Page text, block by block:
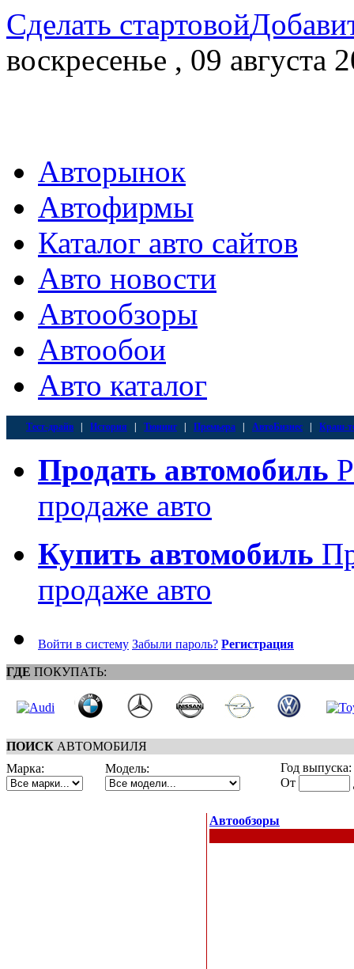
Сделать стартовой
воскресенье , 09 августа
Авторынок
Автофирмы
Каталог авто сайтов
Авто новости
Автообзоры
Автообои
Авто каталог
Тест-драйв История Тюнинг Премьера АвтоБизнес Краш-
Продать автомобиль
продаже авто
Купить автомобиль
продаже авто
Войти в систему Забыли пароль? Регистрация
ГДЕ ПОКУПАТЬ:
ПОИСК АВТОМОБИЛЯ
Марка:
Модель:
Год выпуска:
От
Автообзоры